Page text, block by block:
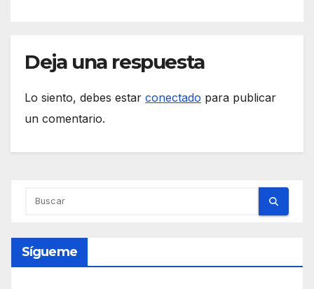
Deja una respuesta
Lo siento, debes estar conectado para publicar
un comentario.
Sígueme